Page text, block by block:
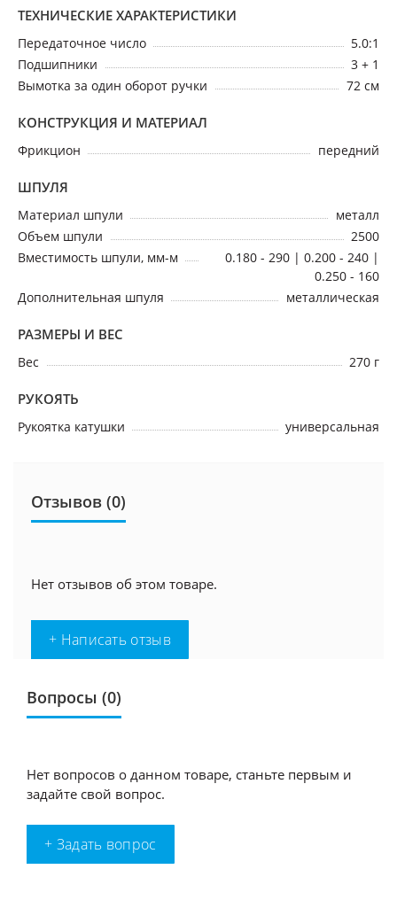
ТЕХНИЧЕСКИЕ ХАРАКТЕРИСТИКИ
Передаточное число
5.0:1
Подшипники
3 + 1
Вымотка за один оборот ручки
72 см
КОНСТРУКЦИЯ И МАТЕРИАЛ
Фрикцион передний
ШПУЛЯ
Материал шпули
металл
Объем шпули
2500
Вместимость шпули, мм-м
0.180 - 290 | 0.200 - 240 |
0.250 - 160
Дополнительная шпуля
металлическая
РАЗМЕРЫ И ВЕС
Вес 270 г
РУКОЯТЬ
Рукоятка катушки универсальная
Отзывов (0)
Нет отзывов об этом товаре.
+ Написать отзыв
Вопросы (0)
Нет вопросов о данном товаре, станьте первым и
задайте свой вопрос.
+ Задать вопрос